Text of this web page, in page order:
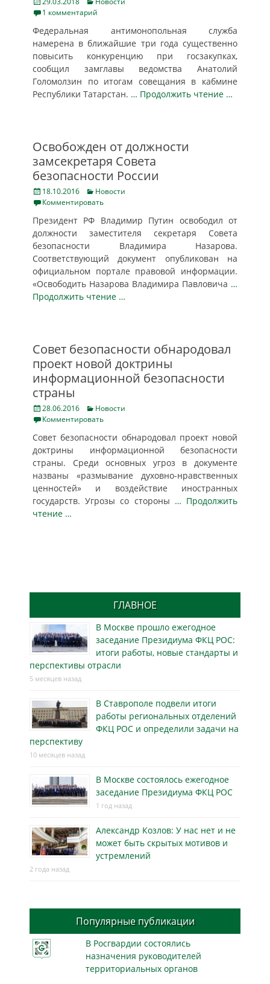
on 1 комментарий
Федеральная антимонопольная служба
намерена в ближайшие три года существенно
повысить конкуренцию при госзакупках,
сообщил замглавы ведомства Анатолий
Голомолзин по итогам совещания в кабмине
Республики Татарстан. … Продолжить чтение …
Освобожден от должности
замсекретаря Совета
безопасности России
Posted
on
18.10.2016 Categories
Новости
Комментировать
Президент РФ Владимир Путин освободил от
должности заместителя секретаря Совета
безопасности Владимира Назарова.
Соответствующий документ опубликован на
официальном портале правовой информации.
«Освободить Назарова Владимира Павловича …
Продолжить чтение …
Совет безопасности обнародовал
проект новой доктрины
информационной безопасности
страны
Posted
on
28.06.2016 Categories
Новости
Комментировать
Совет безопасности обнародовал проект новой
доктрины информационной безопасности
страны. Среди основных угроз в документе
названы «размывание духовно-нравственных
ценностей» и воздействие иностранных
государств. Угрозы со стороны … Продолжить
чтение …
ГЛАВНОЕ
В Москве прошло ежегодное
заседание Президиума ФКЦ РОС:
итоги работы, новые стандарты и
перспективы отрасли
5 месяцев назад
В Ставрополе подвели итоги
работы региональных отделений
ФКЦ РОС и определили задачи на
перспективу
10 месяцев назад
В Москве состоялось ежегодное
заседание Президиума ФКЦ РОС
1 год назад
Александр Козлов: У нас нет и не
может быть скрытых мотивов и
устремлений
2 года назад
Популярные публикации
В Росгвардии состоялись
назначения руководителей
территориальных органов